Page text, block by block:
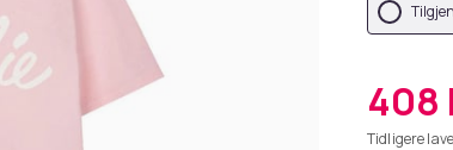
408
Tidligere